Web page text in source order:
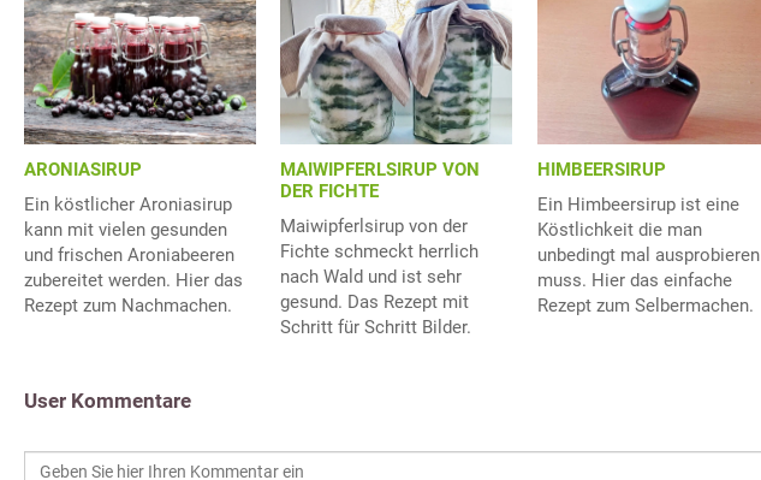
ARONIASIRUP
Ein köstlicher Aroniasirup
kann mit vielen gesunden
und frischen Aroniabeeren
zubereitet werden. Hier das
Rezept zum Nachmachen.
MAIWIPFERLSIRUP VON
DER FICHTE
Maiwipferlsirup von der
Fichte schmeckt herrlich
nach Wald und ist sehr
gesund. Das Rezept mit
Schritt für Schritt Bilder.
HIMBEERSIRUP
Ein Himbeersirup ist eine
Köstlichkeit die man
unbedingt mal ausprobieren
muss. Hier das einfache
Rezept zum Selbermachen.
User Kommentare